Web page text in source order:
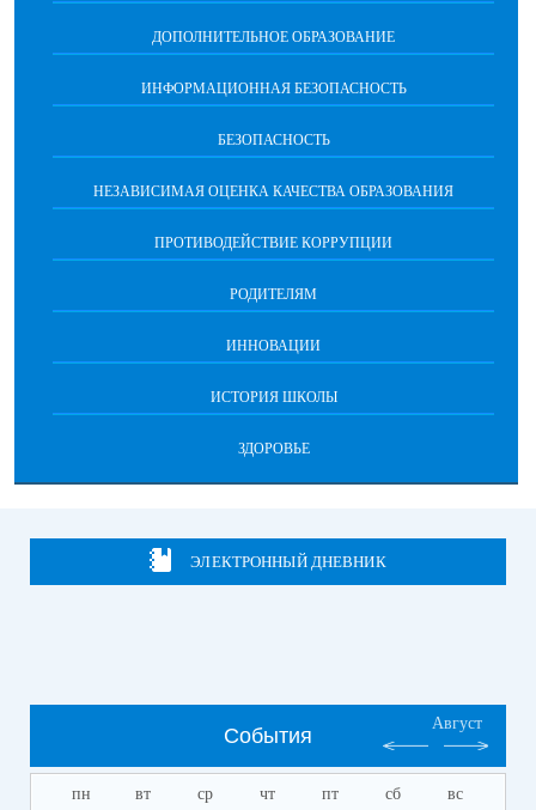
ДОПОЛНИТЕЛЬНОЕ ОБРАЗОВАНИЕ
ИНФОРМАЦИОННАЯ БЕЗОПАСНОСТЬ
БЕЗОПАСНОСТЬ
НЕЗАВИСИМАЯ ОЦЕНКА КАЧЕСТВА ОБРАЗОВАНИЯ
ПРОТИВОДЕЙСТВИЕ КОРРУПЦИИ
РОДИТЕЛЯМ
ИННОВАЦИИ
ИСТОРИЯ ШКОЛЫ
ЗДОРОВЬЕ
ЭЛЕКТРОННЫЙ ДНЕВНИК
События
Август
пн вт ср чт пт сб вс